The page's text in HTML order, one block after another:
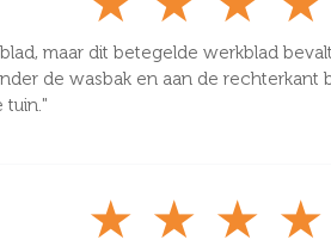
maar dit betegelde werkblad
de wasbak en aan de
tuin."
★ ★ ★ ★